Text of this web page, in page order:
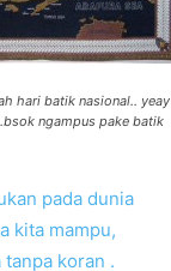
hari batik nasional.. yeay
ngampus pake batik